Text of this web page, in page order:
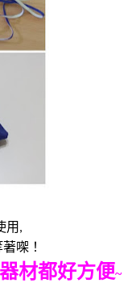
用 ,
㗎！
材都好方便~